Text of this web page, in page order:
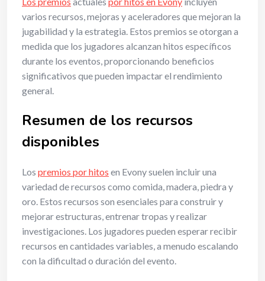
varios recursos, mejoras y aceleradores que mejoran la
jugabilidad y la estrategia. Estos premios se otorgan a
medida que los jugadores alcanzan hitos específicos
durante los eventos, proporcionando beneficios
significativos que pueden impactar el rendimiento
general.
Resumen de los recursos
disponibles
Los premios por hitos en Evony suelen incluir una
variedad de recursos como comida, madera, piedra y
oro. Estos recursos son esenciales para construir y
mejorar estructuras, entrenar tropas y realizar
investigaciones. Los jugadores pueden esperar recibir
recursos en cantidades variables, a menudo escalando
con la dificultad o duración del evento.